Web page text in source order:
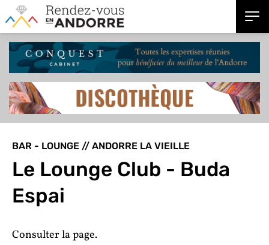
BAR - LOUNGE // ANDORRE LA VIEILLE
Le Lounge Club - Buda
Espai
Consulter la page.